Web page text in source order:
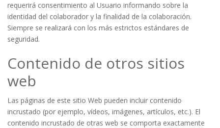
requerirá consentimiento al Usuario informando sobre la
identidad del colaborador y la finalidad de la colaboración.
Siempre se realizará con los más estrictos estándares de
seguridad.
Contenido de otros sitios
web
Las páginas de este sitio Web pueden incluir contenido
incrustado (por ejemplo, vídeos, imágenes, artículos, etc.). El
contenido incrustado de otras web se comporta exactamente